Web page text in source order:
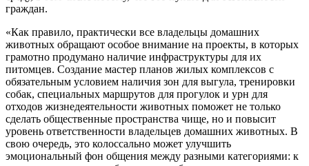
граждан.
«Как правило, практически все владельцы домашних
животных обращают особое внимание на проекты, в которых
грамотно продумано наличие инфраструктуры для их
питомцев. Создание мастер планов жилых комплексов с
обязательным условием наличия зон для выгула, тренировки
собак, специальных маршрутов для прогулок и урн для
отходов жизнедеятельности животных поможет не только
сделать общественные пространства чище, но и повысит
уровень ответственности владельцев домашних животных. В
свою очередь, это колоссально может улучшить
эмоциональный фон общения между разными категориями: к